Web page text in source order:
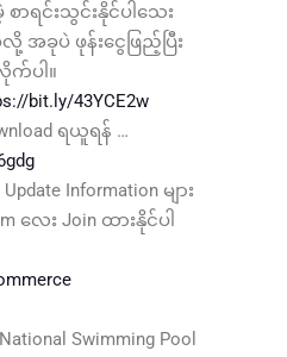
စာရင်းသွင်းနိုင်ပါသေး
အခုပဲ ဖုန်းငွေဖြည့်ပြီး
က်ပါ။
bit.ly/43YCE2w
ရယူရန် …
Information များ
လေး Join ထားနိုင်ပါ
Swimming Pool